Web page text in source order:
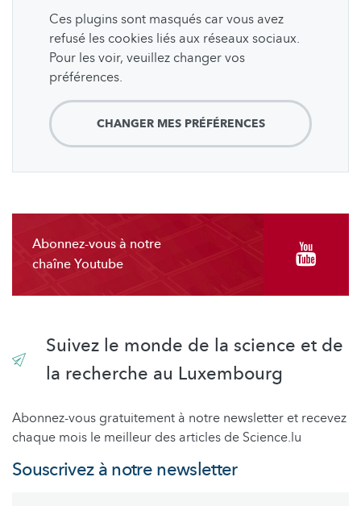
Ces plugins sont masqués car vous avez
refusé les cookies liés aux réseaux sociaux.
Pour les voir, veuillez changer vos
préférences.
CHANGER MES PRÉFÉRENCES
Abonnez-vous à notre
chaîne Youtube
Suivez le monde de la science et de
la recherche au Luxembourg
Abonnez-vous gratuitement à notre newsletter et recevez
chaque mois le meilleur des articles de Science.lu
Souscrivez à notre newsletter